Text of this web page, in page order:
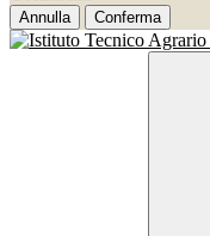
Annulla Conferma